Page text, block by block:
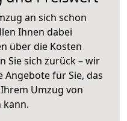
an sich schon
Ihnen dabei
über die Kosten
Sie sich zurück – wir
für Sie, das
Umzug von
kann.